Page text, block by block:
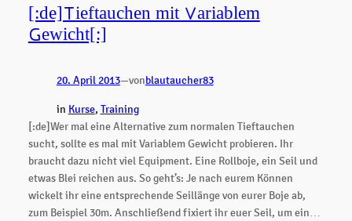
[:de]Tieftauchen mit Variablem
Gewicht[:]
20. April 2013—vonblautaucher83
in Kurse, Training
[:de]Wer mal eine Alternative zum normalen Tieftauchen
sucht, sollte es mal mit Variablem Gewicht probieren. Ihr
braucht dazu nicht viel Equipment. Eine Rollboje, ein Seil und
etwas Blei reichen aus. So geht’s: Je nach eurem Können
wickelt ihr eine entsprechende Seillänge von eurer Boje ab,
zum Beispiel 30m. Anschließend fixiert ihr euer Seil, um ein…